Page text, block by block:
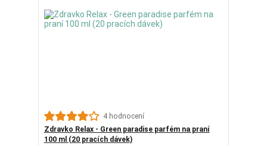
4 hodnocení
Zdravko Relax - Green paradise parfém na praní
100 ml (20 pracích dávek)